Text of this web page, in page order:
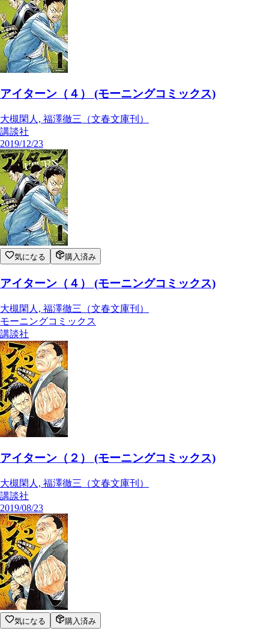
アイターン（４） (モーニングコミックス)
大槻閑人, 福澤徹三（文春文庫刊）
講談社
2019/12/23
気になる 購入済み
アイターン（４） (モーニングコミックス)
大槻閑人, 福澤徹三（文春文庫刊）
モーニングコミックス
講談社
アイターン（２） (モーニングコミックス)
大槻閑人, 福澤徹三（文春文庫刊）
講談社
2019/08/23
気になる 購入済み